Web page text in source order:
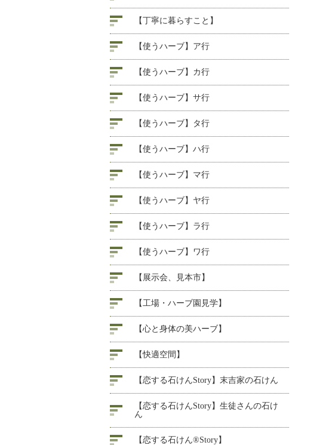
【丁寧に暮らすこと】
【使うハーブ】ア行
【使うハーブ】カ行
【使うハーブ】サ行
【使うハーブ】タ行
【使うハーブ】ハ行
【使うハーブ】マ行
【使うハーブ】ヤ行
【使うハーブ】ラ行
【使うハーブ】ワ行
【展示会、見本市】
【工場・ハーブ園見学】
【心と身体の美ハーブ】
【快適空間】
【恋する石けんStory】末吉家の石けん
【恋する石けんStory】生徒さんの石け
ん
【恋する石けん®Story】